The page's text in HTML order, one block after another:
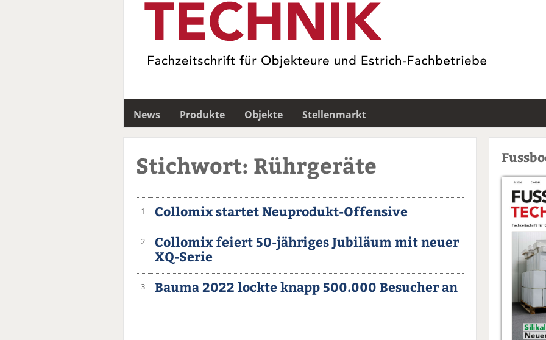
News Produkte Objekte
Stellenmarkt
Stichwort: Rührgeräte
1 Collomix startet Neuprodukt-Offensive
2
Collomix feiert 50-jähriges Jubiläum mit neuer
XQ-Serie
3 Bauma 2022 lockte knapp 500.000 Besucher an